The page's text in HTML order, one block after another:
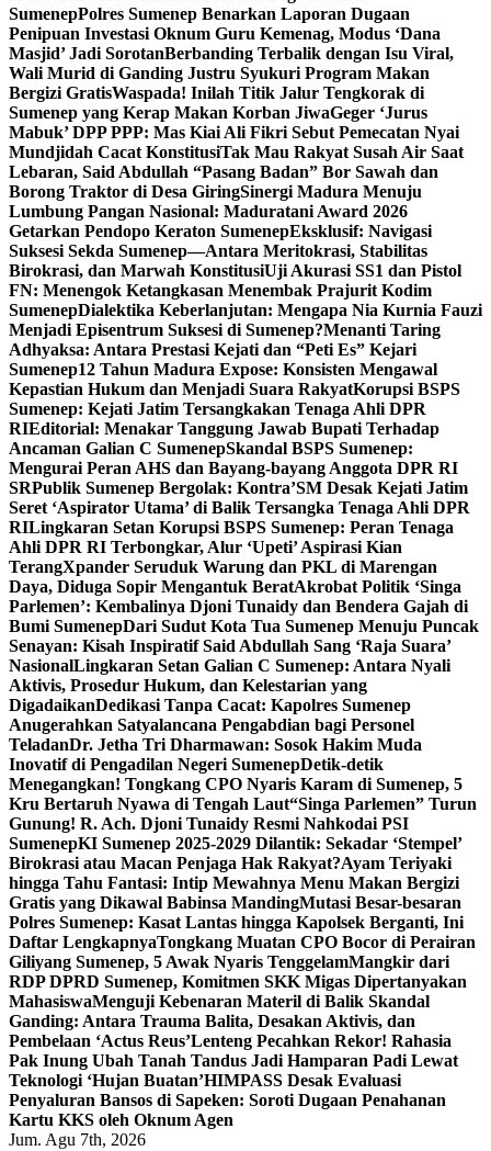
SumenepPolres Sumenep Benarkan Laporan Dugaan
Penipuan Investasi Oknum Guru Kemenag, Modus ‘Dana
Masjid’ Jadi SorotanBerbanding Terbalik dengan Isu Viral,
Wali Murid di Ganding Justru Syukuri Program Makan
Bergizi GratisWaspada! Inilah Titik Jalur Tengkorak di
Sumenep yang Kerap Makan Korban JiwaGeger ‘Jurus
Mabuk’ DPP PPP: Mas Kiai Ali Fikri Sebut Pemecatan Nyai
Mundjidah Cacat KonstitusiTak Mau Rakyat Susah Air Saat
Lebaran, Said Abdullah “Pasang Badan” Bor Sawah dan
Borong Traktor di Desa GiringSinergi Madura Menuju
Lumbung Pangan Nasional: Maduratani Award 2026
Getarkan Pendopo Keraton SumenepEksklusif: Navigasi
Suksesi Sekda Sumenep—Antara Meritokrasi, Stabilitas
Birokrasi, dan Marwah KonstitusiUji Akurasi SS1 dan Pistol
FN: Menengok Ketangkasan Menembak Prajurit Kodim
SumenepDialektika Keberlanjutan: Mengapa Nia Kurnia Fauzi
Menjadi Episentrum Suksesi di Sumenep?Menanti Taring
Adhyaksa: Antara Prestasi Kejati dan “Peti Es” Kejari
Sumenep12 Tahun Madura Expose: Konsisten Mengawal
Kepastian Hukum dan Menjadi Suara RakyatKorupsi BSPS
Sumenep: Kejati Jatim Tersangkakan Tenaga Ahli DPR
RIEditorial: Menakar Tanggung Jawab Bupati Terhadap
Ancaman Galian C SumenepSkandal BSPS Sumenep:
Mengurai Peran AHS dan Bayang-bayang Anggota DPR RI
SRPublik Sumenep Bergolak: Kontra’SM Desak Kejati Jatim
Seret ‘Aspirator Utama’ di Balik Tersangka Tenaga Ahli DPR
RILingkaran Setan Korupsi BSPS Sumenep: Peran Tenaga
Ahli DPR RI Terbongkar, Alur ‘Upeti’ Aspirasi Kian
TerangXpander Seruduk Warung dan PKL di Marengan
Daya, Diduga Sopir Mengantuk BeratAkrobat Politik ‘Singa
Parlemen’: Kembalinya Djoni Tunaidy dan Bendera Gajah di
Bumi SumenepDari Sudut Kota Tua Sumenep Menuju Puncak
Senayan: Kisah Inspiratif Said Abdullah Sang ‘Raja Suara’
NasionalLingkaran Setan Galian C Sumenep: Antara Nyali
Aktivis, Prosedur Hukum, dan Kelestarian yang
DigadaikanDedikasi Tanpa Cacat: Kapolres Sumenep
Anugerahkan Satyalancana Pengabdian bagi Personel
TeladanDr. Jetha Tri Dharmawan: Sosok Hakim Muda
Inovatif di Pengadilan Negeri SumenepDetik-detik
Menegangkan! Tongkang CPO Nyaris Karam di Sumenep, 5
Kru Bertaruh Nyawa di Tengah Laut“Singa Parlemen” Turun
Gunung! R. Ach. Djoni Tunaidy Resmi Nahkodai PSI
SumenepKI Sumenep 2025-2029 Dilantik: Sekadar ‘Stempel’
Birokrasi atau Macan Penjaga Hak Rakyat?Ayam Teriyaki
hingga Tahu Fantasi: Intip Mewahnya Menu Makan Bergizi
Gratis yang Dikawal Babinsa MandingMutasi Besar-besaran
Polres Sumenep: Kasat Lantas hingga Kapolsek Berganti, Ini
Daftar LengkapnyaTongkang Muatan CPO Bocor di Perairan
Giliyang Sumenep, 5 Awak Nyaris TenggelamMangkir dari
RDP DPRD Sumenep, Komitmen SKK Migas Dipertanyakan
MahasiswaMenguji Kebenaran Materil di Balik Skandal
Ganding: Antara Trauma Balita, Desakan Aktivis, dan
Pembelaan ‘Actus Reus’Lenteng Pecahkan Rekor! Rahasia
Pak Inung Ubah Tanah Tandus Jadi Hamparan Padi Lewat
Teknologi ‘Hujan Buatan’HIMPASS Desak Evaluasi
Penyaluran Bansos di Sapeken: Soroti Dugaan Penahanan
Kartu KKS oleh Oknum Agen
Jum. Agu 7th, 2026